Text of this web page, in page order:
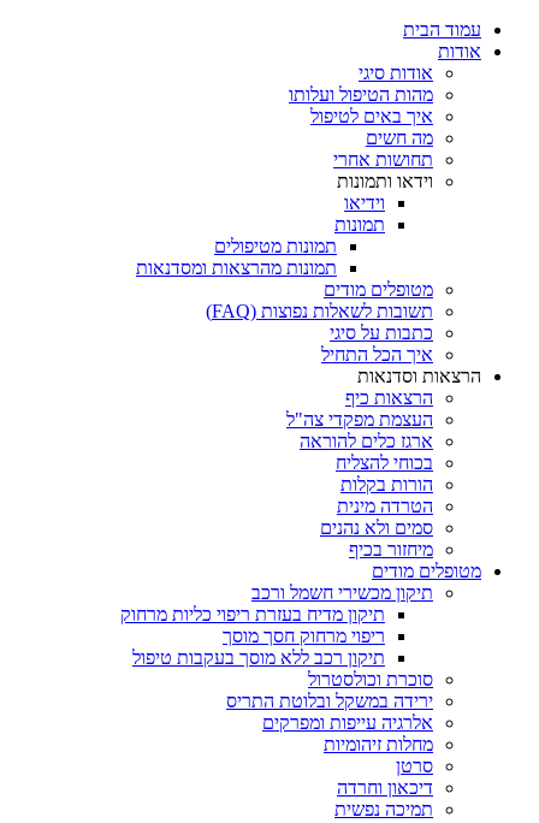
עמוד הבית
אודות
אודות סיגי
מהות הטיפול ועלותו
איך באים לטיפול
מה חשים
תחושות אחרי
וידאו ותמונות
וידיאו
תמונות
תמונות מטיפולים
תמונות מהרצאות ומסדנאות
מטופלים מודים
תשובות לשאלות נפוצות (FAQ)
כתבות על סיגי
איך הכל התחיל
הרצאות וסדנאות
הרצאות כיף
העצמת מפקדי צה"ל
ארגז כלים להוראה
בכוחי להצליח
הורות בקלות
הטרדה מינית
סמים ולא נהנים
מיחזור בכיף
מטופלים מודים
תיקון מכשירי חשמל ורכב
תיקון מדיח בעזרת ריפוי כליות מרחוק
ריפוי מרחוק חסך מוסך
תיקון רכב ללא מוסך בעקבות טיפול
סוכרת וכולסטרול
ירידה במשקל ובלוטת התריס
אלרגיה עייפות ומפרקים
מחלות זיהומיות
סרטן
דיכאון וחרדה
תמיכה נפשית